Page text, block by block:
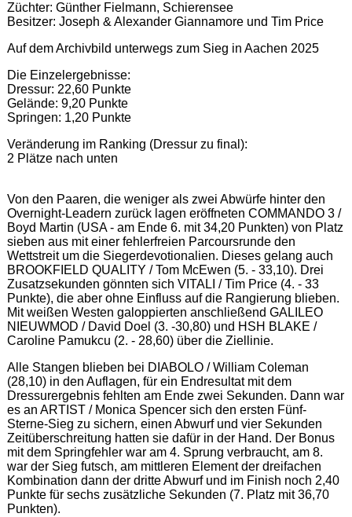
Züchter: Günther Fielmann, Schierensee
Besitzer: Joseph & Alexander Giannamore und Tim Price
Auf dem Archivbild unterwegs zum Sieg in Aachen 2025
Die Einzelergebnisse:
Dressur: 22,60 Punkte
Gelände: 9,20 Punkte
Springen: 1,20 Punkte
Veränderung im Ranking (Dressur zu final):
2 Plätze nach unten
Von den Paaren, die weniger als zwei Abwürfe hinter den
Overnight-Leadern zurück lagen eröffneten COMMANDO 3 /
Boyd Martin (USA - am Ende 6. mit 34,20 Punkten) von Platz
sieben aus mit einer fehlerfreien Parcoursrunde den
Wettstreit um die Siegerdevotionalien. Dieses gelang auch
BROOKFIELD QUALITY / Tom McEwen (5. - 33,10). Drei
Zusatzsekunden gönnten sich VITALI / Tim Price (4. - 33
Punkte), die aber ohne Einfluss auf die Rangierung blieben.
Mit weißen Westen galoppierten anschließend GALILEO
NIEUWMOD / David Doel (3. -30,80) und HSH BLAKE /
Caroline Pamukcu (2. - 28,60) über die Ziellinie.
Alle Stangen blieben bei DIABOLO / William Coleman
(28,10) in den Auflagen, für ein Endresultat mit dem
Dressurergebnis fehlten am Ende zwei Sekunden. Dann war
es an ARTIST / Monica Spencer sich den ersten Fünf-
Sterne-Sieg zu sichern, einen Abwurf und vier Sekunden
Zeitüberschreitung hatten sie dafür in der Hand. Der Bonus
mit dem Springfehler war am 4. Sprung verbraucht, am 8.
war der Sieg futsch, am mittleren Element der dreifachen
Kombination dann der dritte Abwurf und im Finish noch 2,40
Punkte für sechs zusätzliche Sekunden (7. Platz mit 36,70
Punkten).